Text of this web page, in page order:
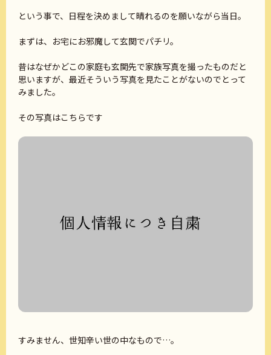
という事で、日程を決めまして晴れるのを願いながら当日。
まずは、お宅にお邪魔して玄関でパチリ。
昔はなぜかどこの家庭も玄関先で家族写真を撮ったものだと
思いますが、最近そういう写真を見たことがないのでとって
みました。
その写真はこちらです
すみません、世知辛い世の中なもので…。